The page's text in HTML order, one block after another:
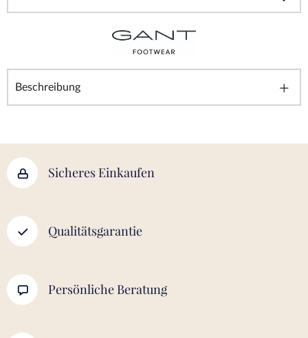
Beschreibung
Sicheres Einkaufen
Qualitätsgarantie
Persönliche Beratung